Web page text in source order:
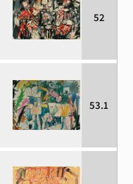
52
53.1